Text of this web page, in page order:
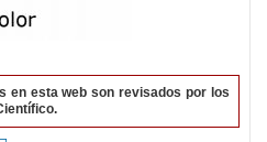
en esta web son revisados por los